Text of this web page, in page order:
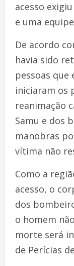
acesso
e uma
De acordo
havia sido
pessoas que
iniciaram os
reanimação
Samu e dos
manobras
vítima não
Como a
acesso, o
dos
o homem
morte será
de Perícias